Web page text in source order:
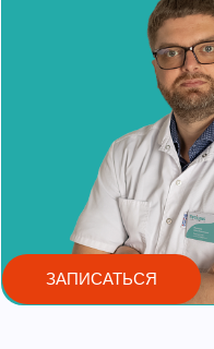
ЗАПИСАТЬСЯ